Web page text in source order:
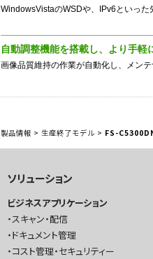
WindowsVistaのWSDや、IPv6といった
自動調整機能を搭載し、より手軽
画像品質維持の作業が自動化し、メンテ
製品情報 > 生産終了モデル > FS-
ソリューション
ビジネスアプリケーション
スキャン・配信
ドキュメント管理
コスト管理・セキュリティー